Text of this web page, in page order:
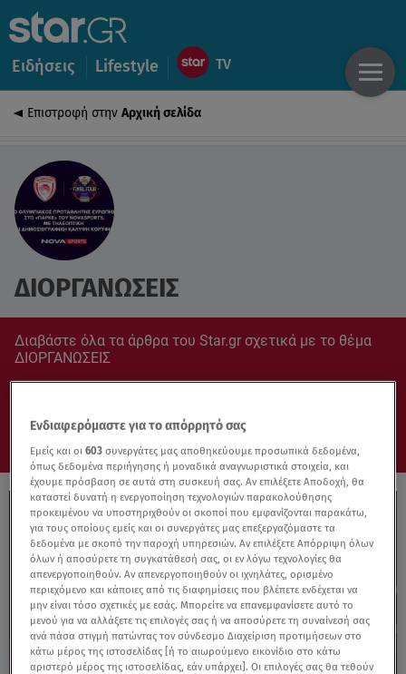
Ειδήσεις Lifestyle
Επιστροφή στην Αρχική σελίδα
ΔΙΟΡΓΑΝΩΣΕΙΣ
Διαβάστε όλα τα άρθρα του Star.gr σχετικά με το θέμα
ΔΙΟΡΓΑΝΩΣΕΙΣ
Ενδιαφερόμαστε για το απόρρητό σας
Εμείς και οι603 συνεργάτες μας αποθηκεύουμε προσωπικά δεδομένα,
όπως δεδομένα περιήγησης ή μοναδικά αναγνωριστικά στοιχεία, και
έχουμε πρόσβαση σε αυτά στη συσκευή σας. Αν επιλέξετε Αποδοχή, θα
καταστεί δυνατή η ενεργοποίηση τεχνολογιών παρακολούθησης
προκειμένου να υποστηριχθούν οι σκοποί που εμφανίζονται παρακάτω,
για τους οποίους εμείς και οι συνεργάτες μας επεξεργαζόμαστε τα
δεδομένα με σκοπό την παροχή υπηρεσιών. Αν επιλέξετε Απόρριψη όλων
όλων ή αποσύρετε τη συγκατάθεσή σας, οι εν λόγω τεχνολογίες θα
απενεργοποιηθούν. Αν απενεργοποιηθούν οι ιχνηλάτες, ορισμένο
περιεχόμενο και κάποιες από τις διαφημίσεις που βλέπετε ενδέχεται να
μην είναι τόσο σχετικές με εσάς. Μπορείτε να επανεμφανίσετε αυτό το
μενού για να αλλάξετε τις επιλογές σας ή να αποσύρετε τη συναίνεσή σας
ανά πάσα στιγμή πατώντας τον σύνδεσμο Διαχείριση προτιμήσεων στο
κάτω μέρος της ιστοσελίδας [ή το αιωρούμενο εικονίδιο στο κάτω
αριστερό μέρος της ιστοσελίδας, εάν υπάρχει]. Οι επιλογές σας θα τεθούν